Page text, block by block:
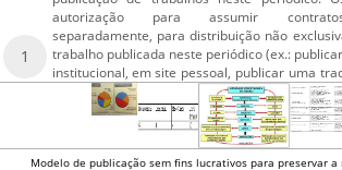
autorização para assumir contratos adicionais
separadamente, para distribuição não exclusiva da versão do
trabalho publicada neste periódico (ex.: publicar em repositório
institucional, em site pessoal, publicar uma tradução, ou como
1
Modelo de publicação sem fins lucrativos para preservar a